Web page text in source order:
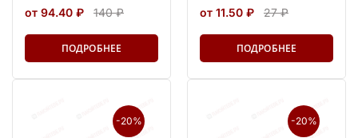
от 94.40 ₽ 140 ₽
ПОДРОБНЕЕ
от 11.50 ₽ 27 ₽
ПОДРОБНЕЕ
-20% -20%